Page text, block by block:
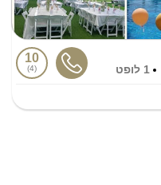
1 לופט
10
4